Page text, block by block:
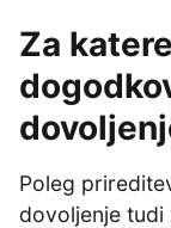
Za
Poleg
dovoljenje tudi